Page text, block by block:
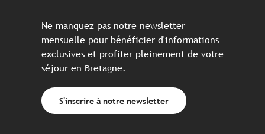
Ne manquez pas notre newsletter
mensuelle pour bénéficier d'informations
exclusives et profiter pleinement de votre
séjour en Bretagne.
S'inscrire à notre newsletter